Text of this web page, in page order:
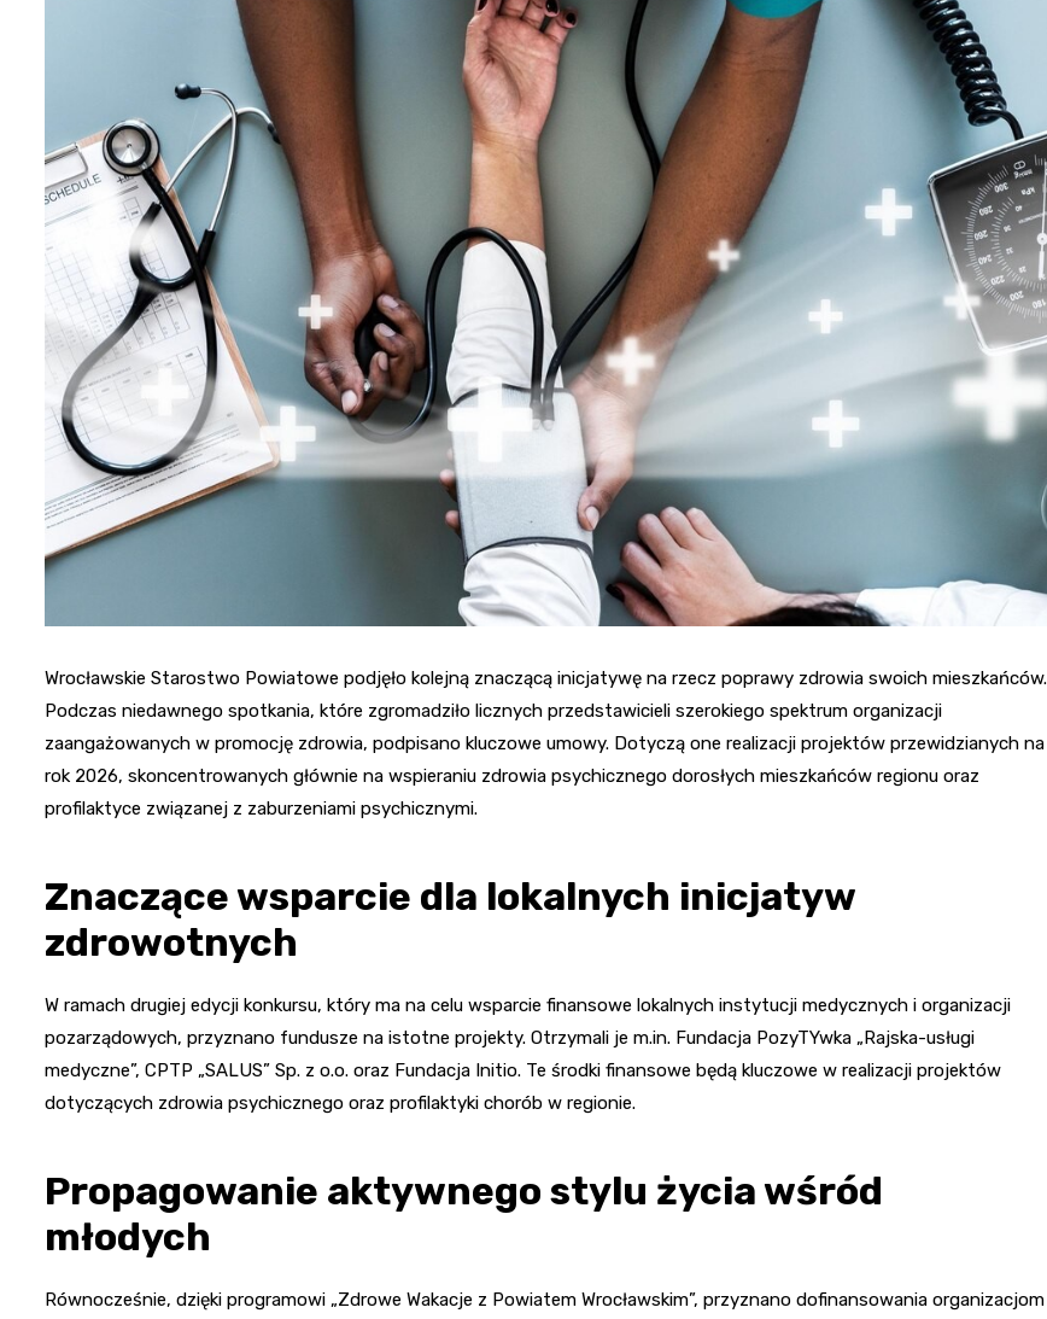
Fryzjer
Wrocławskie Starostwo Powiatowe podjęło kolejną znaczącą inicjatywę na rzecz poprawy zdrowia swoich mieszkańców.
Podczas niedawnego spotkania, które zgromadziło licznych przedstawicieli szerokiego spektrum organizacji
zaangażowanych w promocję zdrowia, podpisano kluczowe umowy. Dotyczą one realizacji projektów przewidzianych na
rok 2026, skoncentrowanych głównie na wspieraniu zdrowia psychicznego dorosłych mieszkańców regionu oraz
profilaktyce związanej z zaburzeniami psychicznymi.
Znaczące wsparcie dla lokalnych inicjatyw
zdrowotnych
W ramach drugiej edycji konkursu, który ma na celu wsparcie finansowe lokalnych instytucji medycznych i organizacji
pozarządowych, przyznano fundusze na istotne projekty. Otrzymali je m.in. Fundacja PozyTYwka „Rajska-usługi
medyczne”, CPTP „SALUS” Sp. z o.o. oraz Fundacja Initio. Te środki finansowe będą kluczowe w realizacji projektów
dotyczących zdrowia psychicznego oraz profilaktyki chorób w regionie.
Propagowanie aktywnego stylu życia wśród
młodych
Równocześnie, dzięki programowi „Zdrowe Wakacje z Powiatem Wrocławskim”, przyznano dofinansowania organizacjom